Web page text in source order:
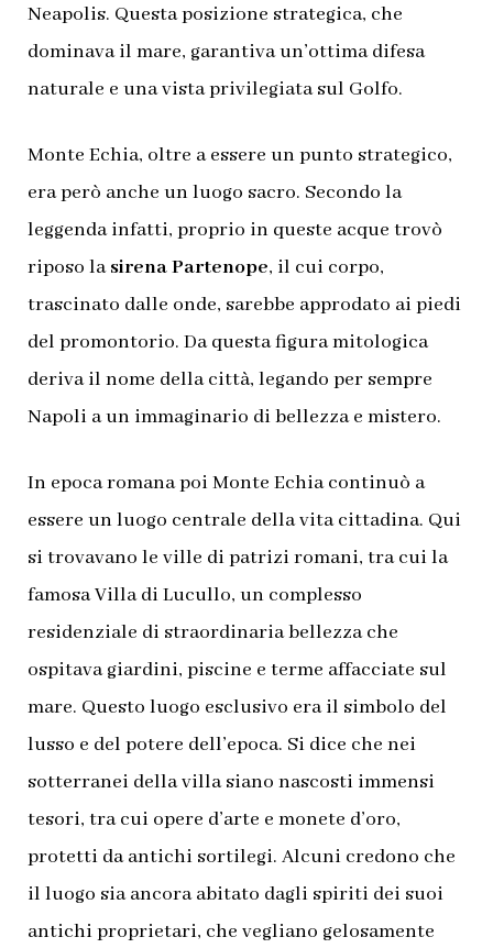
Neapolis. Questa posizione strategica, che
dominava il mare, garantiva un’ottima difesa
naturale e una vista privilegiata sul Golfo.
Monte Echia, oltre a essere un punto strategico,
era però anche un luogo sacro. Secondo la
leggenda infatti, proprio in queste acque trovò
riposo lasirena Partenope, il cui corpo,
trascinato dalle onde, sarebbe approdato ai piedi
del promontorio. Da questa figura mitologica
deriva il nome della città, legando per sempre
Napoli a un immaginario di bellezza e mistero.
In epoca romana poi Monte Echia continuò a
essere un luogo centrale della vita cittadina. Qui
si trovavano le ville di patrizi romani, tra cui la
famosa Villa di Lucullo, un complesso
residenziale di straordinaria bellezza che
ospitava giardini, piscine e terme affacciate sul
mare. Questo luogo esclusivo era il simbolo del
lusso e del potere dell’epoca. Si dice che nei
sotterranei della villa siano nascosti immensi
tesori, tra cui opere d’arte e monete d’oro,
protetti da antichi sortilegi. Alcuni credono che
il luogo sia ancora abitato dagli spiriti dei suoi
antichi proprietari, che vegliano gelosamente